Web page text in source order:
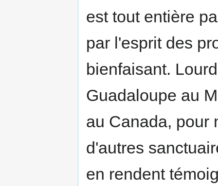
est tout entière
par l'esprit des
bienfaisant.
Guadaloupe au
au Canada, pour
d'autres
en rendent